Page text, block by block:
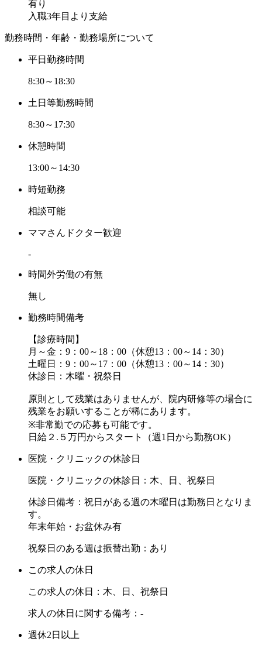
有り
入職3年目より支給
勤務時間・年齢・勤務場所について
平日勤務時間
8:30～18:30
土日等勤務時間
8:30～17:30
休憩時間
13:00～14:30
時短勤務
相談可能
ママさんドクター歓迎
-
時間外労働の有無
無し
勤務時間備考
【診療時間】
月～金：9：00～18：00（休憩13：00～14：30）
土曜日：9：00～17：00（休憩13：00～14：30）
休診日：木曜・祝祭日
原則として残業はありませんが、院内研修等の場合に
残業をお願いすることが稀にあります。
※非常勤での応募も可能です。
日給２.５万円からスタート（週1日から勤務OK）
医院・クリニックの休診日
医院・クリニックの休診日：木、日、祝祭日
休診日備考：祝日がある週の木曜日は勤務日となりま
す。
年末年始・お盆休み有
祝祭日のある週は振替出勤：あり
この求人の休日
この求人の休日：木、日、祝祭日
求人の休日に関する備考：-
週休2日以上